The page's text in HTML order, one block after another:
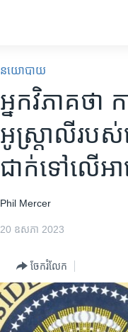
នយោបាយ
អ្នក​វិភាគ​ថ
អូស្ត្រាលី​រប
ជាក់​ទៅ​លើ​អា
Phil Mercer
20 ឧសភា 2023
ចែករំលែក